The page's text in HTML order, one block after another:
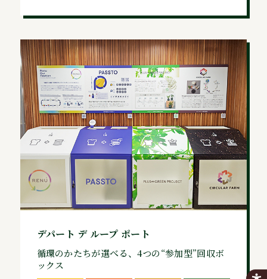
デパート デ ループ ポート
循環のかたちが選べる、4つの“参加型”回収ボ
ックス